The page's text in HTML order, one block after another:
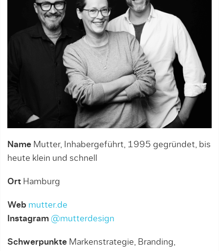
Name Mutter, Inhabergeführt, 1995 gegründet, bis
heute klein und schnell
Ort Hamburg
Web mutter.de
Instagram @mutterdesign
Schwerpunkte Markenstrategie, Branding,